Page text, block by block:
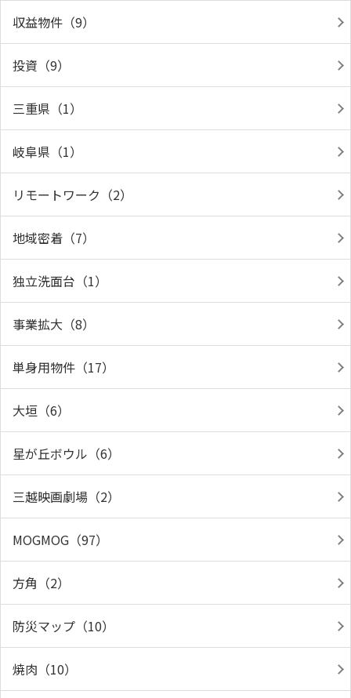
収益物件（9）
投資（9）
三重県（1）
岐阜県（1）
リモートワーク（2）
地域密着（7）
独立洗面台（1）
事業拡大（8）
単身用物件（17）
大垣（6）
星が丘ボウル（6）
三越映画劇場（2）
MOGMOG（97）
方角（2）
防災マップ（10）
焼肉（10）